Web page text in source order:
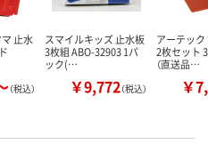
止水
（税込）
スマイルキッズ 止水板
3枚組 ABO-32903 1パ
ック(…
￥9,772（税込）
アーテッ
2枚セット
（直送品…
￥